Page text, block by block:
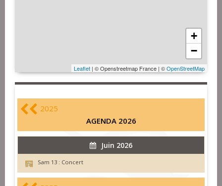
+
−
Leaflet | © Openstreetmap France | ©OpenStreetMap
2025
AGENDA 2026
Juin 2026
Sam 13 : Concert